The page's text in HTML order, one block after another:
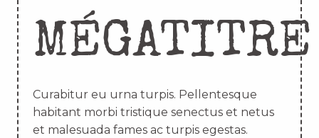
MÉGATITRE
Curabitur eu urna turpis. Pellentesque
habitant morbi tristique senectus et netus
et malesuada fames ac turpis egestas.